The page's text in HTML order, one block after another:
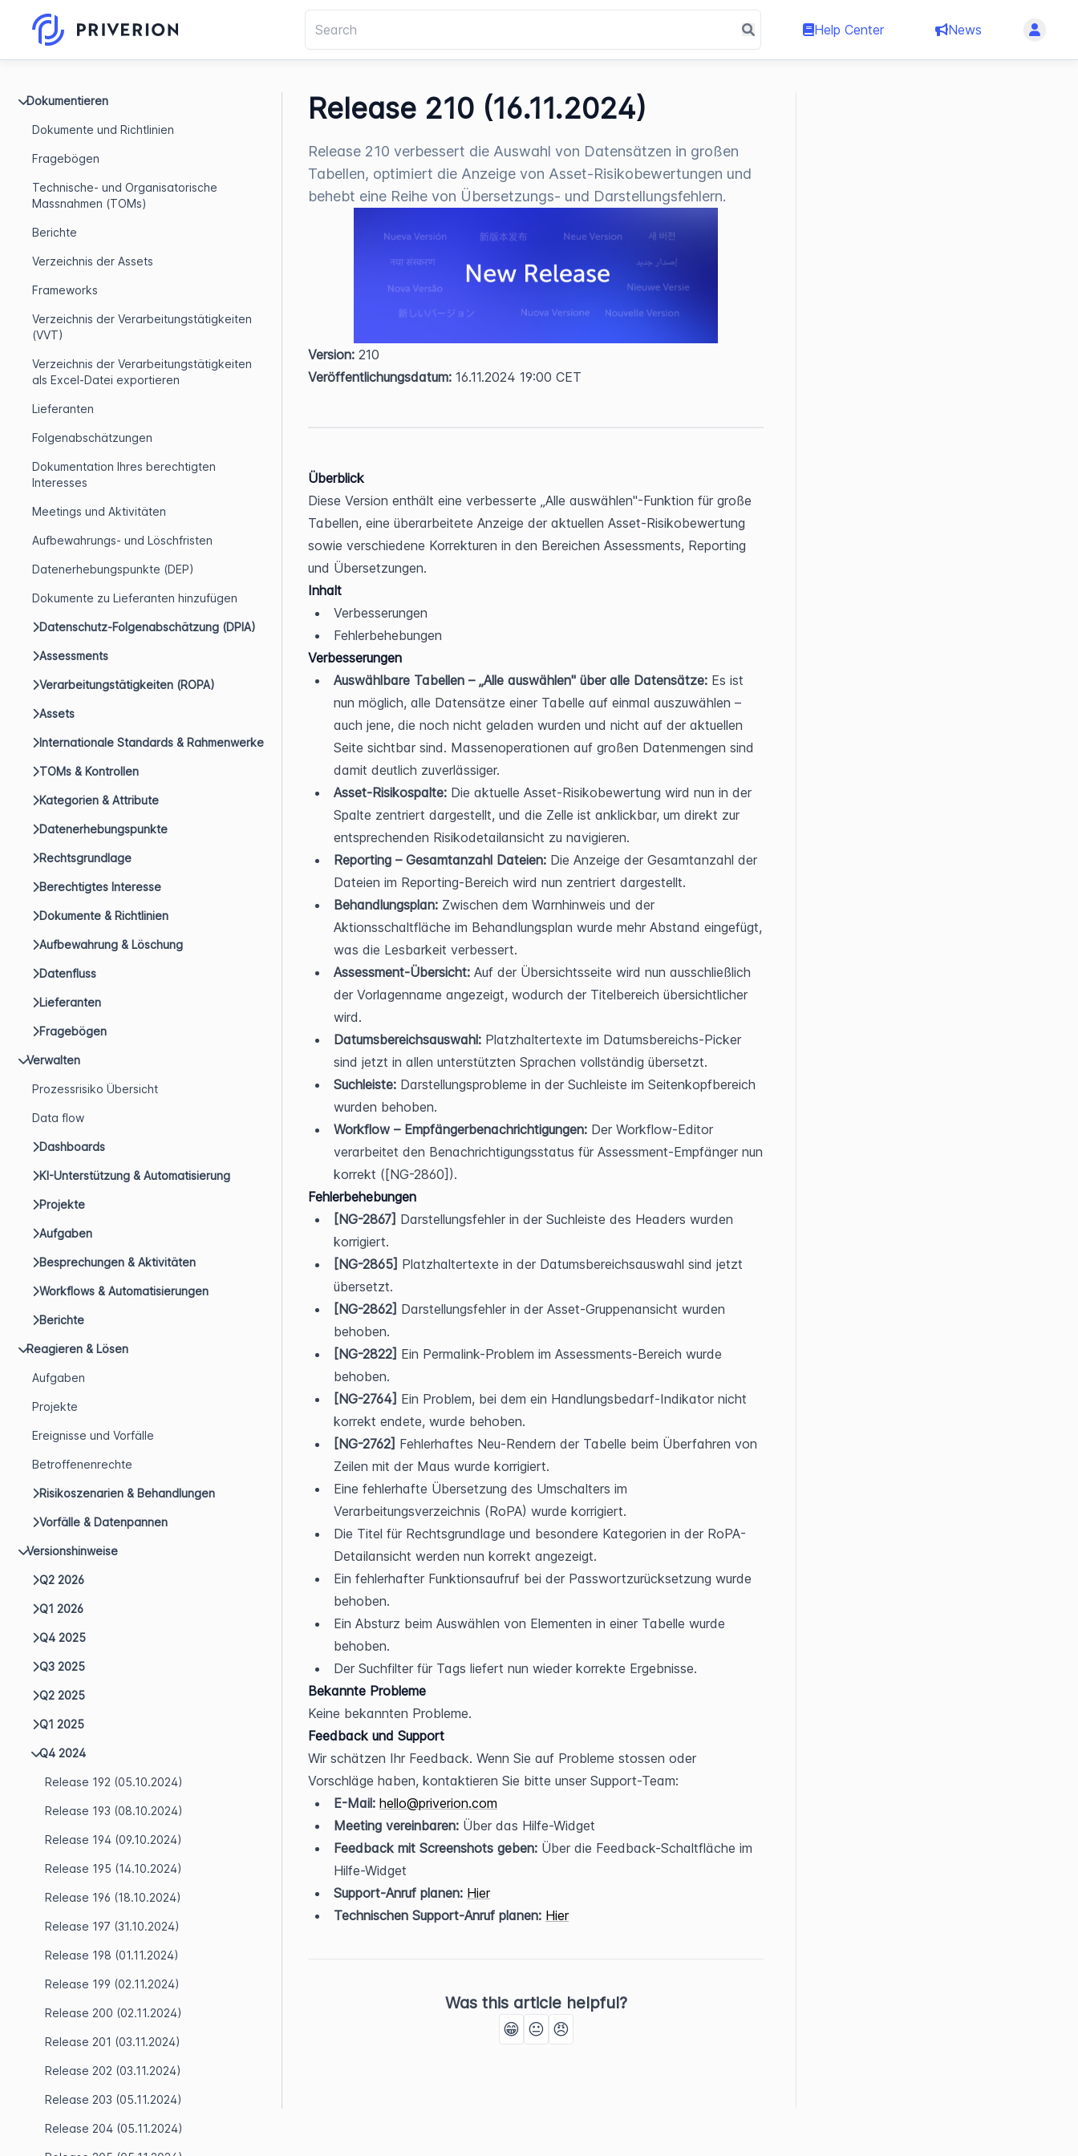
Help Center News
Dokumentieren
Dokumente und Richtlinien
Fragebögen
Technische- und Organisatorische
Massnahmen (TOMs)
Berichte
Verzeichnis der Assets
Frameworks
Verzeichnis der Verarbeitungstätigkeiten
(VVT)
Verzeichnis der Verarbeitungstätigkeiten
als Excel-Datei exportieren
Lieferanten
Folgenabschätzungen
Dokumentation Ihres berechtigten
Interesses
Meetings und Aktivitäten
Aufbewahrungs- und Löschfristen
Datenerhebungspunkte (DEP)
Dokumente zu Lieferanten hinzufügen
Datenschutz-Folgenabschätzung (DPIA)
Assessments
Verarbeitungstätigkeiten (ROPA)
Assets
Internationale Standards & Rahmenwerke
TOMs & Kontrollen
Kategorien & Attribute
Datenerhebungspunkte
Rechtsgrundlage
Berechtigtes Interesse
Dokumente & Richtlinien
Aufbewahrung & Löschung
Datenfluss
Lieferanten
Fragebögen
Verwalten
Prozessrisiko Übersicht
Data flow
Dashboards
KI-Unterstützung & Automatisierung
Projekte
Aufgaben
Besprechungen & Aktivitäten
Workflows & Automatisierungen
Berichte
Reagieren & Lösen
Aufgaben
Projekte
Ereignisse und Vorfälle
Betroffenenrechte
Risikoszenarien & Behandlungen
Vorfälle & Datenpannen
Versionshinweise
Q2 2026
Q1 2026
Q4 2025
Q3 2025
Q2 2025
Q1 2025
Q4 2024
Release 192 (05.10.2024)
Release 193 (08.10.2024)
Release 194 (09.10.2024)
Release 195 (14.10.2024)
Release 196 (18.10.2024)
Release 197 (31.10.2024)
Release 198 (01.11.2024)
Release 199 (02.11.2024)
Release 200 (02.11.2024)
Release 201 (03.11.2024)
Release 202 (03.11.2024)
Release 203 (05.11.2024)
Release 204 (05.11.2024)
Release 210 (16.11.2024)
Release 210 verbessert die Auswahl von Datensätzen in großen
Tabellen, optimiert die Anzeige von Asset-Risikobewertungen und
behebt eine Reihe von Übersetzungs- und Darstellungsfehlern.
Version: 210
Veröffentlichungsdatum: 16.11.2024 19:00 CET
Überblick
Diese Version enthält eine verbesserte „Alle auswählen"-Funktion für große
Tabellen, eine überarbeitete Anzeige der aktuellen Asset-Risikobewertung
sowie verschiedene Korrekturen in den Bereichen Assessments, Reporting
und Übersetzungen.
Inhalt
Verbesserungen
Fehlerbehebungen
Verbesserungen
Auswählbare Tabellen – „Alle auswählen" über alle Datensätze: Es ist
nun möglich, alle Datensätze einer Tabelle auf einmal auszuwählen –
auch jene, die noch nicht geladen wurden und nicht auf der aktuellen
Seite sichtbar sind. Massenoperationen auf großen Datenmengen sind
damit deutlich zuverlässiger.
Asset-Risikospalte: Die aktuelle Asset-Risikobewertung wird nun in der
Spalte zentriert dargestellt, und die Zelle ist anklickbar, um direkt zur
entsprechenden Risikodetailansicht zu navigieren.
Reporting – Gesamtanzahl Dateien: Die Anzeige der Gesamtanzahl der
Dateien im Reporting-Bereich wird nun zentriert dargestellt.
Behandlungsplan: Zwischen dem Warnhinweis und der
Aktionsschaltfläche im Behandlungsplan wurde mehr Abstand eingefügt,
was die Lesbarkeit verbessert.
Assessment-Übersicht: Auf der Übersichtsseite wird nun ausschließlich
der Vorlagenname angezeigt, wodurch der Titelbereich übersichtlicher
wird.
Datumsbereichsauswahl: Platzhaltertexte im Datumsbereichs-Picker
sind jetzt in allen unterstützten Sprachen vollständig übersetzt.
Suchleiste: Darstellungsprobleme in der Suchleiste im Seitenkopfbereich
wurden behoben.
Workflow – Empfängerbenachrichtigungen: Der Workflow-Editor
verarbeitet den Benachrichtigungsstatus für Assessment-Empfänger nun
korrekt ([NG-2860]).
Fehlerbehebungen
[NG-2867] Darstellungsfehler in der Suchleiste des Headers wurden
korrigiert.
[NG-2865] Platzhaltertexte in der Datumsbereichsauswahl sind jetzt
übersetzt.
[NG-2862] Darstellungsfehler in der Asset-Gruppenansicht wurden
behoben.
[NG-2822] Ein Permalink-Problem im Assessments-Bereich wurde
behoben.
[NG-2764] Ein Problem, bei dem ein Handlungsbedarf-Indikator nicht
korrekt endete, wurde behoben.
[NG-2762] Fehlerhaftes Neu-Rendern der Tabelle beim Überfahren von
Zeilen mit der Maus wurde korrigiert.
Eine fehlerhafte Übersetzung des Umschalters im
Verarbeitungsverzeichnis (RoPA) wurde korrigiert.
Die Titel für Rechtsgrundlage und besondere Kategorien in der RoPA-
Detailansicht werden nun korrekt angezeigt.
Ein fehlerhafter Funktionsaufruf bei der Passwortzurücksetzung wurde
behoben.
Ein Absturz beim Auswählen von Elementen in einer Tabelle wurde
behoben.
Der Suchfilter für Tags liefert nun wieder korrekte Ergebnisse.
Bekannte Probleme
Keine bekannten Probleme.
Feedback und Support
Wir schätzen Ihr Feedback. Wenn Sie auf Probleme stossen oder
Vorschläge haben, kontaktieren Sie bitte unser Support-Team:
E-Mail: hello@priverion.com
Meeting vereinbaren: Über das Hilfe-Widget
Feedback mit Screenshots geben: Über die Feedback-Schaltfläche im
Hilfe-Widget
Support-Anruf planen: Hier
Technischen Support-Anruf planen: Hier
Was this article helpful?
😁 😐 😠